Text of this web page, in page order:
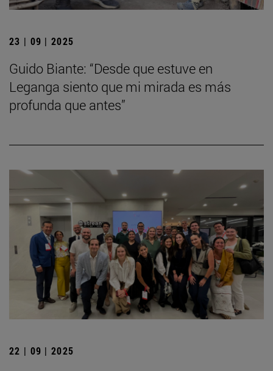
23 | 09 | 2025
Guido Biante: “Desde que estuve en
Leganga siento que mi mirada es más
profunda que antes”
22 | 09 | 2025